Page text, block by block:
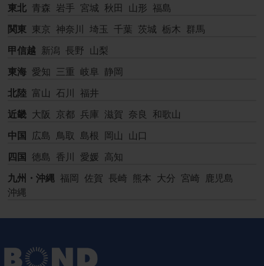
東北 青森 岩手 宮城 秋田 山形 福島
関東 東京 神奈川 埼玉 千葉 茨城 栃木 群馬
甲信越 新潟 長野 山梨
東海 愛知 三重 岐阜 静岡
北陸 富山 石川 福井
近畿 大阪 京都 兵庫 滋賀 奈良 和歌山
中国 広島 鳥取 島根 岡山 山口
四国 徳島 香川 愛媛 高知
九州・沖縄 福岡 佐賀 長崎 熊本 大分 宮崎 鹿児島
沖縄